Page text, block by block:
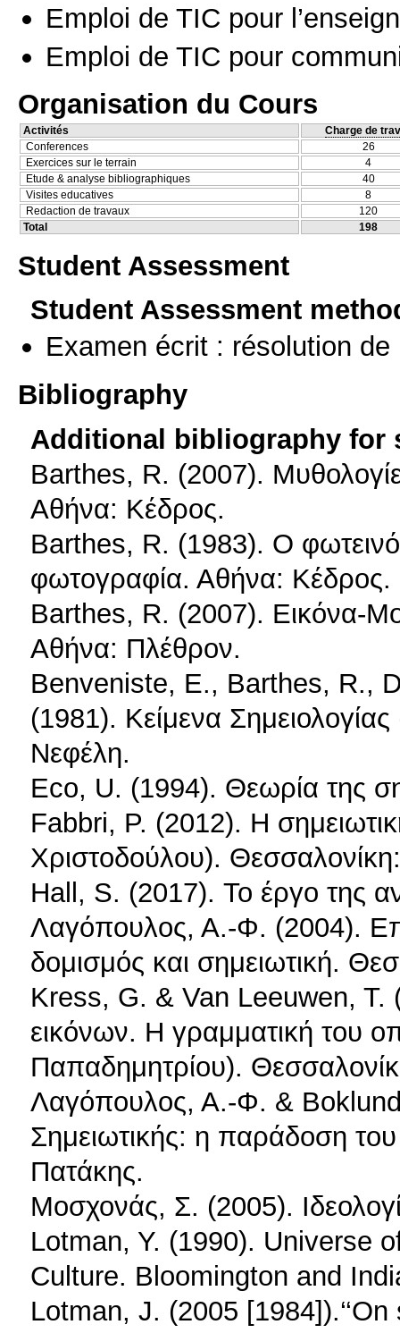
Emploi de TIC pour
Emploi de TIC pour
Organisation du Cours
Activités
Charge de
Conferences
26
Exercices sur le terrain
4
Etude & analyse bibliographiques
40
Visites educatives
8
Redaction de travaux
120
Total
198
Student Assessment
Student Assessment
Examen écrit : résolution de
Bibliography
Additional bibliography for
Barthes, R. (2007).
Αθήνα: Κέδρος.
Barthes, R. (1983). Ο
φωτογραφία. Αθήνα: Κέδρος.
Barthes, R. (2007). Εικόνα-
Αθήνα: Πλέθρον.
Benveniste, E., Barthes, R.,
(1981). Κείμενα
Νεφέλη.
Εco, U. (1994). Θεωρία της
Fabbri, P. (2012). Η
Χριστοδούλου).
Hall, S. (2017). Το έργο της
Λαγόπουλος, Α.-Φ. (2004).
δομισμός και σημειωτική.
Kress, G. & Van Leeuwen,
εικόνων. Η γραμματική του
Παπαδημητρίου).
Λαγόπουλος, Α.-Φ. &
Σημειωτικής: η παράδοση
Πατάκης.
Μοσχονάς, Σ. (2005).
Lotman, Y. (1990). Universe
Culture. Bloomington and
Lotman, J. (2005